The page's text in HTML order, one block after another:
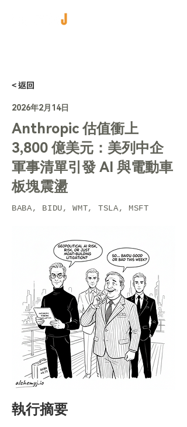
< 返回
2026年2月14日
Anthropic 估值衝上
3,800 億美元：美列中企
軍事清單引發 AI 與電動車
板塊震盪
BABA, BIDU, WMT, TSLA, MSFT
執行摘要